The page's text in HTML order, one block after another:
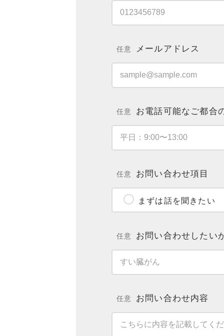
任意 メールアドレス
任意 お電話可能なご都合
任意 お問い合わせ項目
まずは話を聞きたい
任意 お問い合わせしたい
任意 お問い合わせ内容